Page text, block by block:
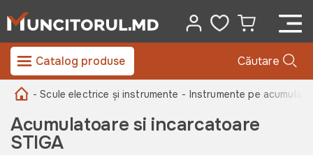
Catalog produse Căutare
- Scule electrice și instrumente - Instrumente pe
Acumulatoare si incarcatoare
STIGA